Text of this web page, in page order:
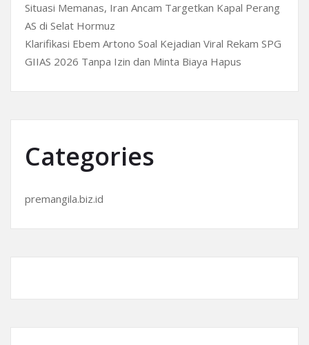
Situasi Memanas, Iran Ancam Targetkan Kapal Perang
AS di Selat Hormuz
Klarifikasi Ebem Artono Soal Kejadian Viral Rekam SPG
GIIAS 2026 Tanpa Izin dan Minta Biaya Hapus
Categories
premangila.biz.id